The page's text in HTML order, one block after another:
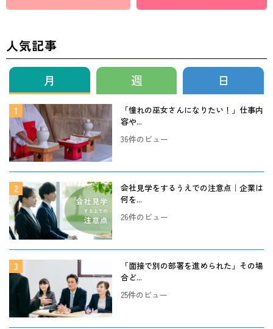
人気記事
月 週 日
「憧れの巫女さんになりたい！」仕事内
容や...
36件のビュー
会社見学をするうえでの注意点｜企業は
何を...
26件のビュー
「面接で別の部署を進められた」その場
合ど...
25件のビュー